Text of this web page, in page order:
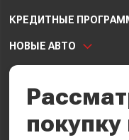
КРЕДИТНЫЕ
НОВЫЕ АВТО